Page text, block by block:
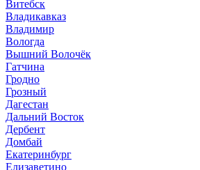
Витебск
Владикавказ
Владимир
Вологда
Вышний Волочёк
Гатчина
Гродно
Грозный
Дагестан
Дальний Восток
Дербент
Домбай
Екатеринбург
Елизаветино